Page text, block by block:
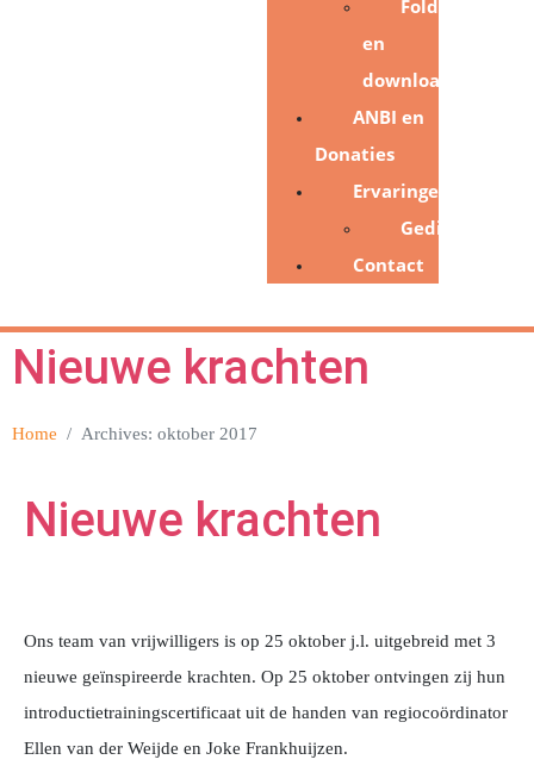
Folders
en
downloads
ANBI en
Donaties
Ervaringen
Gedichten
Contact
Nieuwe krachten
Home Archives: oktober 2017
Nieuwe krachten
Ons team van vrijwilligers is op 25 oktober j.l. uitgebreid met 3
nieuwe geïnspireerde krachten. Op 25 oktober ontvingen zij hun
introductietrainingscertificaat uit de handen van regiocoördinator
Ellen van der Weijde en Joke Frankhuijzen.